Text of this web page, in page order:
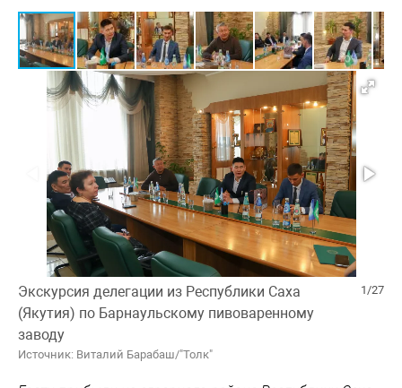
1/27
Экскурсия делегации из Республики Саха
(Якутия) по Барнаульскому пивоваренному
заводу
Источник: Виталий Барабаш/"Толк"